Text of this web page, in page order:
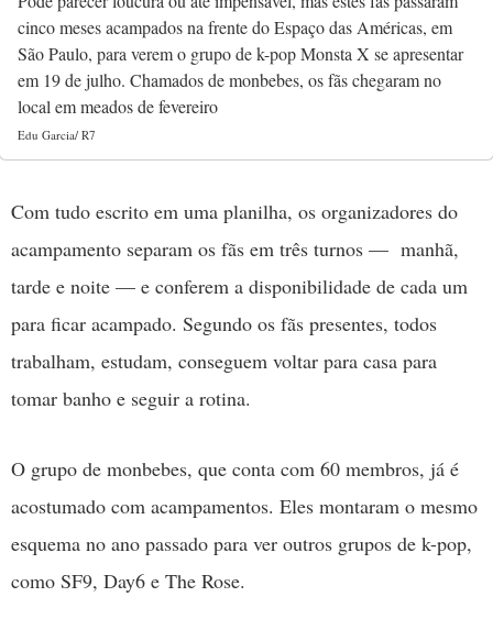
cinco meses acampados na frente do Espaço das Américas, em
São Paulo, para verem o grupo de k-pop Monsta X se apresentar
em 19 de julho. Chamados de monbebes, os fãs chegaram no
local em meados de fevereiro
Edu Garcia/ R7
Com tudo escrito em uma planilha, os organizadores do
acampamento separam os fãs em três turnos — manhã,
tarde e noite — e conferem a disponibilidade de cada um
para ficar acampado. Segundo os fãs presentes, todos
trabalham, estudam, conseguem voltar para casa para
tomar banho e seguir a rotina.
O grupo de monbebes, que conta com 60 membros, já é
acostumado com acampamentos. Eles montaram o mesmo
esquema no ano passado para ver outros grupos de k-pop,
como SF9, Day6 e The Rose.